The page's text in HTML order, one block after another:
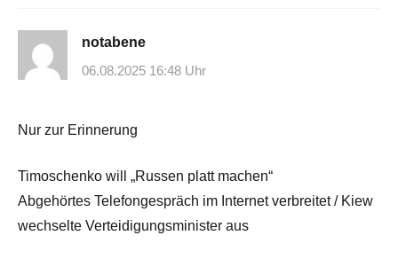
notabene
06.08.2025 16:48 Uhr
Nur zur Erinnerung
Timoschenko will „Russen platt machen“
Abgehörtes Telefongespräch im Internet verbreitet / Kiew
wechselte Verteidigungsminister aus